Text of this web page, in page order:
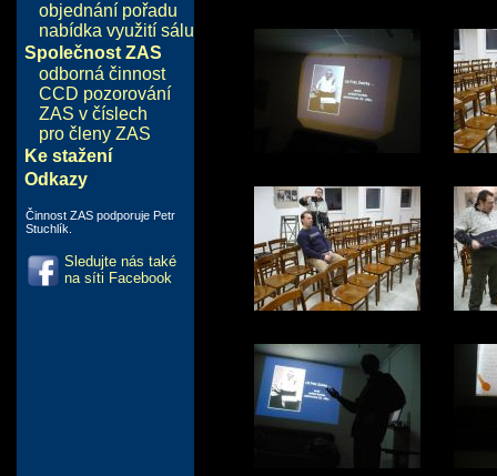
objednání pořadu
nabídka využití sálu
Společnost ZAS
odborná činnost
CCD pozorování
ZAS v číslech
pro členy ZAS
Ke stažení
Odkazy
Činnost ZAS podporuje Petr
Stuchlík.
Sledujte nás také
na síti Facebook